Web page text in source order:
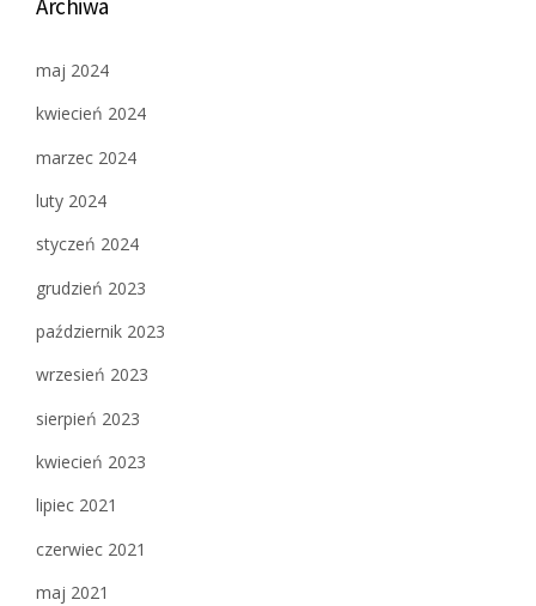
maj 2024
kwiecień 2024
marzec 2024
luty 2024
styczeń 2024
grudzień 2023
październik 2023
wrzesień 2023
sierpień 2023
kwiecień 2023
lipiec 2021
czerwiec 2021
maj 2021